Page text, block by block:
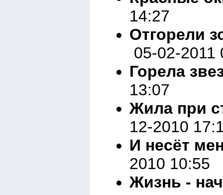
14:27
Отгорели
05-02-2011
Горела
13:07
Жила при
12-2010
И несёт
2010 10:55
Жизнь -